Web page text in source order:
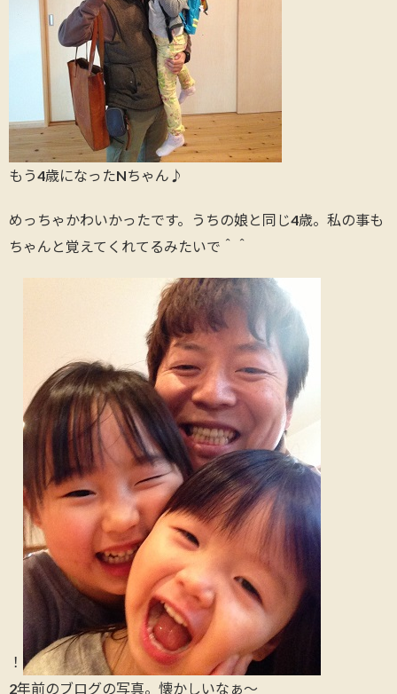
もう4歳になったNちゃん♪
めっちゃかわいかったです。うちの娘と同じ4歳。私の事も
ちゃんと覚えてくれてるみたいで＾＾
！
2年前のブログの写真。懐かしいなぁ～